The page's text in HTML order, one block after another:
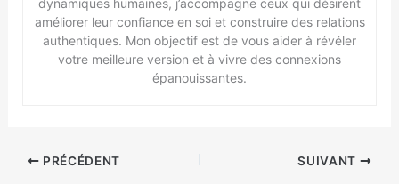
dynamiques humaines, j’accompagne ceux qui désirent
améliorer leur confiance en soi et construire des relations
authentiques. Mon objectif est de vous aider à révéler
votre meilleure version et à vivre des connexions
épanouissantes.
PRÉCÉDENT SUIVANT